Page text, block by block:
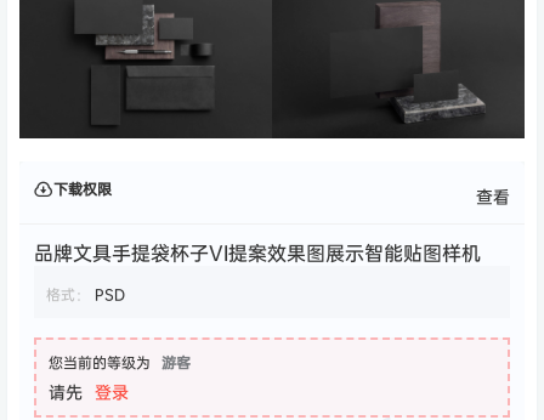
下载权限 查看
品牌文具手提袋杯子VI提案效果图展示智能贴图样机
格式： PSD
您当前的等级为 游客
请先 登录